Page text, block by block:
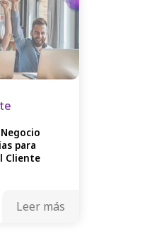
para
Cliente
Leer más